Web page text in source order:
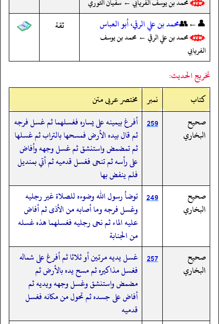
👤←👥محمد بن علي الرقي، أبو العباس
محمد بن علي الرقي ← محمد بن يوسف
الفريابي
ثقة
تخريج الحديث:
کتاب
نمبر
مختصر عربی متن
صحيح
البخاري
259 أفرغ بيمينه على يساره فغسلهما ثم غسل فرجه
ثم قال بيده الأرض فمسحها بالتراب ثم غسلها
ثم تمضمض واستنشق ثم غسل وجهه وأفاض
على رأسه ثم تنحى فغسل قدميه ثم أتي بمنديل
فلم ينفض بها
صحيح
البخاري
249 توضأ رسول الله وضوءه للصلاة غير رجليه
وغسل فرجه وما أصابه من الأذى ثم أفاض
عليه الماء ثم نحى رجليه فغسلهما هذه غسله
من الجنابة
صحيح
البخاري
257 غسل يديه مرتين أو ثلاثا ثم أفرغ على شماله
فغسل مذاكيره ثم مسح يده بالأرض ثم
مضمض واستنشق وغسل وجهه ويديه ثم
أفاض على جسده ثم تحول من مكانه فغسل
قدميه